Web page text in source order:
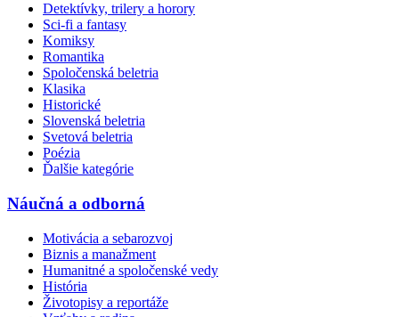
Detektívky, trilery a horory
Sci-fi a fantasy
Komiksy
Romantika
Spoločenská beletria
Klasika
Historické
Slovenská beletria
Svetová beletria
Poézia
Ďalšie kategórie
Náučná a odborná
Motivácia a sebarozvoj
Biznis a manažment
Humanitné a spoločenské vedy
História
Životopisy a reportáže